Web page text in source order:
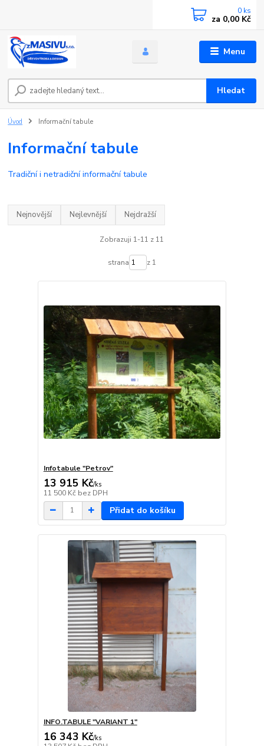
Menu
Hledat
0 ks
za 0,00 Kč
Úvod Informační tabule
Informační tabule
Tradiční i netradiční informační tabule
Nejnovější Nejlevnější Nejdražší
Zobrazuji 1-11 z 11
strana z 1
Infotabule "Petrov"
13 915 Kč/ks
11 500 Kč bez DPH
Přidat do košíku
INFO.TABULE "VARIANT 1"
16 343 Kč/ks